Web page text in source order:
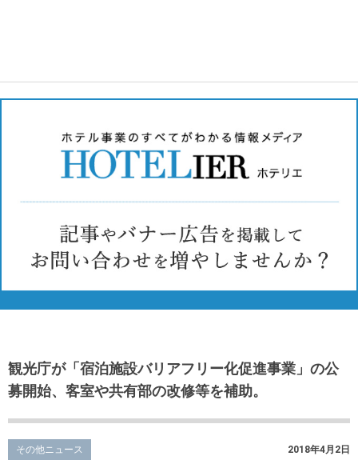
観光庁が「宿泊施設バリアフリー化促進事業」の公
募開始、客室や共有部の改修等を補助。
その他ニュース 2018年4月2日